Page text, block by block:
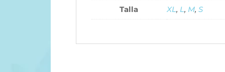
Talla XL, L, M, S